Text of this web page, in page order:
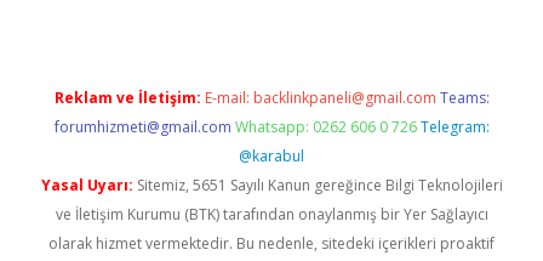
Reklam ve İletişim: E-mail: backlinkpaneli@gmail.com Teams:
forumhizmeti@gmail.com Whatsapp: 0262 606 0 726 Telegram:
@karabul
Yasal Uyarı: Sitemiz, 5651 Sayılı Kanun gereğince Bilgi Teknolojileri
ve İletişim Kurumu (BTK) tarafından onaylanmış bir Yer Sağlayıcı
olarak hizmet vermektedir. Bu nedenle, sitedeki içerikleri proaktif